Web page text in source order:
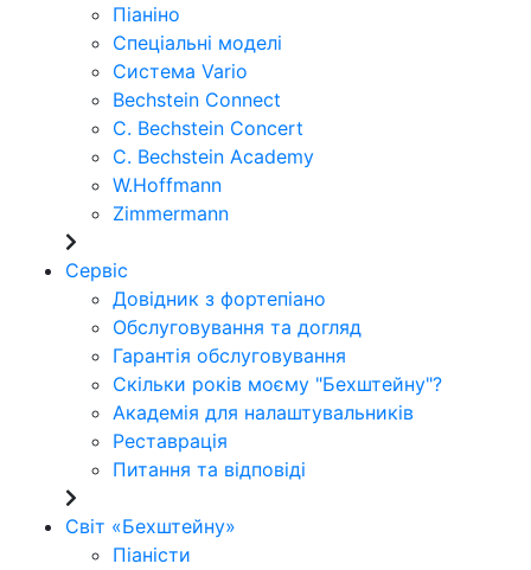
Піаніно
Спеціальні моделі
Система Vario
Bechstein Connect
C. Bechstein Concert
C. Bechstein Academy
W.Hoffmann
Zimmermann
Сервіс
Довідник з фортепіано
Обслуговування та догляд
Гарантія обслуговування
Скільки років моєму "Бехштейну"?
Академія для налаштувальників
Реставрація
Питання та відповіді
Світ «Бехштейну»
Піаністи